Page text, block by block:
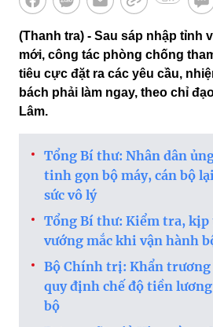
(Thanh tra) - Sau sáp nhập tỉnh
mới, công tác phòng chống
tiêu cực đặt ra các yêu cầu,
bách phải làm ngay, theo chỉ
Lâm.
Tổng Bí thư: Nhân dân
tinh gọn bộ máy, cán bộ
sức vô lý
Tổng Bí thư: Kiểm tra,
vướng mắc khi vận hành
Bộ Chính trị: Khẩn trương
quy định chế độ tiền
bộ